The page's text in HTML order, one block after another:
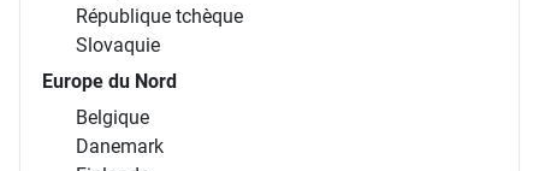
République tchèque
Slovaquie
Europe du Nord
Belgique
Danemark